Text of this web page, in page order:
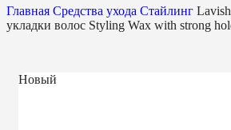
Главная Средства ухода Стайлинг
укладки волос Styling Wax with strong
Новый